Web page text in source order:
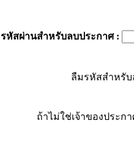
รหัสผ่านสำหรับลบประกาศ:
ลืมรหัสสำหรั
ถ้าไม่ใช่เจ้าของประก